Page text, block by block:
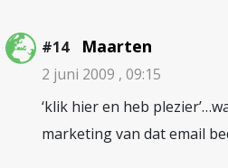
#14 Maarten
2 juni 2009 , 09:15
‘klik hier en heb
marketing van dat email